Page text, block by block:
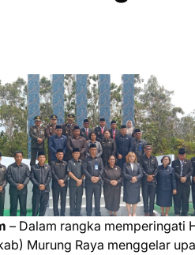
– Dalam rangka memperingati
Murung Raya menggelar